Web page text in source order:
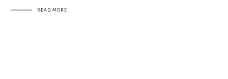
READ MORE